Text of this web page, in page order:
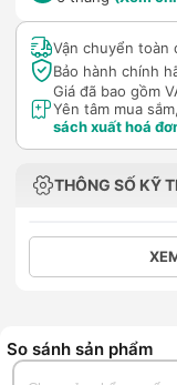
Vận chuyển toàn
Bảo hành chính
Giá đã bao gồm
Yên tâm mua
sách xuất hoá
THÔNG SỐ KỸ
So sánh sản phẩm